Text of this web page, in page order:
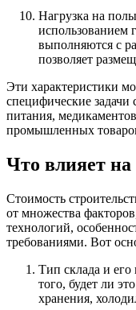
Нагрузка на
использованием
выполняются с
позволяет
Эти характеристики
специфические задачи
питания,
промышленных
Что влияет на
Стоимость
от множества
технологий,
требованиями. Вот
Тип склада и его
того, будет ли
хранения,